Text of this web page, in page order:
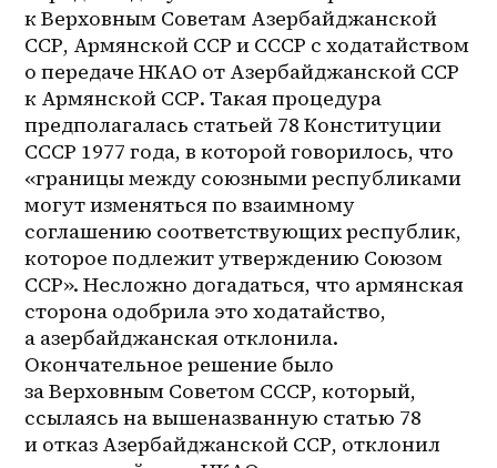
к Верховным Советам Азербайджанской
ССР, Армянской ССР и СССР с ходатайством
о передаче НКАО от Азербайджанской ССР
к Армянской ССР. Такая процедура
предполагалась статьей 78 Конституции
СССР 1977 года, в которой говорилось, что
«границы между союзными республиками
могут изменяться по взаимному
соглашению соответствующих республик,
которое подлежит утверждению Союзом
ССР». Несложно догадаться, что армянская
сторона одобрила это ходатайство,
а азербайджанская отклонила.
Окончательное решение было
за Верховным Советом СССР, который,
ссылаясь на вышеназванную статью 78
и отказ Азербайджанской ССР, отклонил